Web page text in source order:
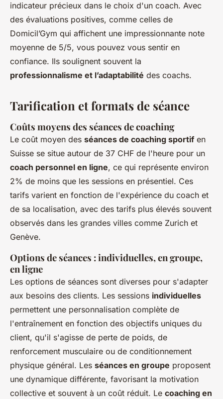
indicateur précieux dans le choix d'un coach. Avec
des évaluations positives, comme celles de
Domicil’Gym qui affichent une impressionnante note
moyenne de 5/5, vous pouvez vous sentir en
confiance. Ils soulignent souvent la
professionnalisme et l’adaptabilité des coachs.
Tarification et formats de séance
Coûts moyens des séances de coaching
Le coût moyen des séances de coaching sportif en
Suisse se situe autour de 37 CHF de l'heure pour un
coach personnel en ligne, ce qui représente environ
2% de moins que les sessions en présentiel. Ces
tarifs varient en fonction de l'expérience du coach et
de sa localisation, avec des tarifs plus élevés souvent
observés dans les grandes villes comme Zurich et
Genève.
Options de séances : individuelles, en groupe,
en ligne
Les options de séances sont diverses pour s'adapter
aux besoins des clients. Les sessions individuelles
permettent une personnalisation complète de
l'entraînement en fonction des objectifs uniques du
client, qu'il s'agisse de perte de poids, de
renforcement musculaire ou de conditionnement
physique général. Les séances en groupe proposent
une dynamique différente, favorisant la motivation
collective et souvent à un coût réduit. Le coaching en